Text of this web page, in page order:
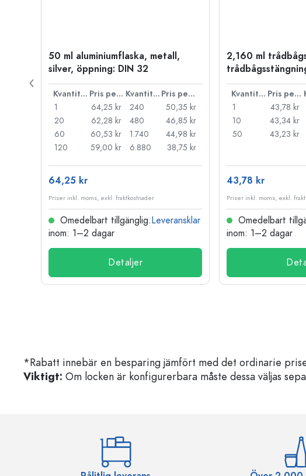
50 ml aluminiumflaska, metall,
silver, öppning: DIN 32
Kvantitet Pris per styck Kvantitet
Pris per styck
1
64,25 kr
20
62,28 kr
60
60,53 kr
120
59,00 kr
240
50,35 kr
480
46,85 kr
1.740
44,98 kr
6.880
38,75 kr
64,25 kr
Priser inkl. moms, exkl. fraktkostnader
Omedelbart tillgänglig.Leveransklar
inom: 1–2 dagar
Detaljer
2,160 ml
Kvantitet Pris per styck
1
43,78 kr
10
43,34 kr
50
43,23 kr
43,78 kr
Priser inkl. moms, exkl.
Omedelbart
inom: 1–2 dagar
*Rabatt innebär en besparing jämfört med det ordinarie
Viktigt: Om locken är konfigurerbara måste dessa väljas